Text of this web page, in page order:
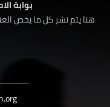
بوابة
هنا يتم نشر كل ما يخص